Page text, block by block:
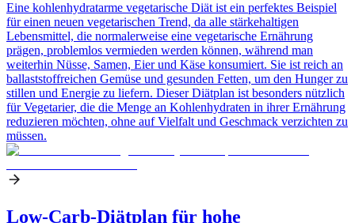
Eine kohlenhydratarme vegetarische Diät ist ein perfektes Beispiel
für einen neuen vegetarischen Trend, da alle stärkehaltigen
Lebensmittel, die normalerweise eine vegetarische Ernährung
prägen, problemlos vermieden werden können, während man
weiterhin Nüsse, Samen, Eier und Käse konsumiert. Sie ist reich an
ballaststoffreichen Gemüse und gesunden Fetten, um den Hunger zu
stillen und Energie zu liefern. Dieser Diätplan ist besonders nützlich
für Vegetarier, die die Menge an Kohlenhydraten in ihrer Ernährung
reduzieren möchten, ohne auf Vielfalt und Geschmack verzichten zu
müssen.
Low-Carb-Diätplan für hohe